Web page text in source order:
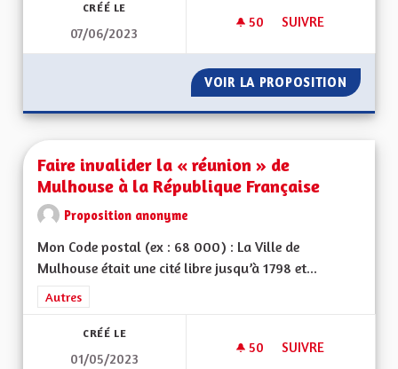
CRÉÉ LE
07/06/2023
50 50 ABONNÉS
SUIVRE
VOIR LA PROPOSITION FAIRE
Faire invalider la « réunion » de
Mulhouse à la République Française
Proposition anonyme
Mon Code postal (ex : 68 000) : La Ville de
Mulhouse était une cité libre jusqu’à 1798 et...
Filtrer les résultats de la catégorie : Autres
Autres
CRÉÉ LE
01/05/2023
50 50 ABONNÉS
SUIVRE